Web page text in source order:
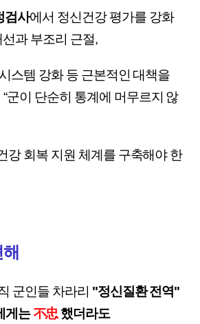
검사에서 정신건강 평가를 강화
과 부조리 근절,
스템 강화 등 근본적인 대책을
“군이 단순히 통계에 머무르지 않
강 회복 지원 체계를 구축해야 한
군인들 차라리 "정신질환 전역"
게는不忠했더라도